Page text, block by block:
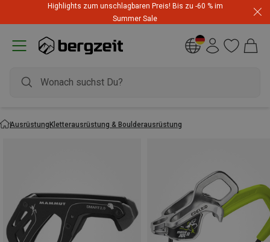
Highlights zum unschlagbaren Preis! Bis zu -60 % im
Summer Sale
AusrüstungKletterausrüstung & Boulderausrüstung